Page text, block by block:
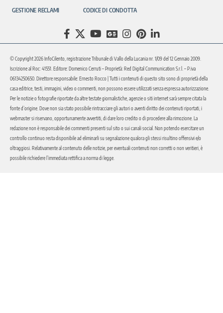
GESTIONE RECLAMI CODICE DI CONDOTTA
© Copyright 2026 InfoCilento, registrazione Tribunale di Vallo della Lucania nr. 1/09 del 12 Gennaio 2009.
Iscrizione al Roc: 41551. Editore: Domenico Cerruti – Proprietà: Red Digital Communication S.r.l. – P.iva
06134250650. Direttore responsabile: Ernesto Rocco | Tutti i contenuti di questo sito sono di proprietà della
casa editrice, testi, immagini, video o commenti, non possono essere utilizzati senza espressa autorizzazione.
Per le notizie o fotografie riportate da altre testate giornalistiche, agenzie o siti internet sarà sempre citata la
fonte d’origine. Dove non sia stato possibile rintracciare gli autori o aventi diritto dei contenuti riportati, i
webmaster si riservano, opportunamente avvertiti, di dare loro credito o di procedere alla rimozione. La
redazione non è responsabile dei commenti presenti sul sito o sui canali social. Non potendo esercitare un
controllo continuo resta disponibile ad eliminarli su segnalazione qualora gli stessi risultino offensivi e/o
oltraggiosi. Relativamente al contenuto delle notizie, per eventuali contenuti non corretti o non veritieri, è
possibile richiedere l’immediata rettifica a norma di legge.